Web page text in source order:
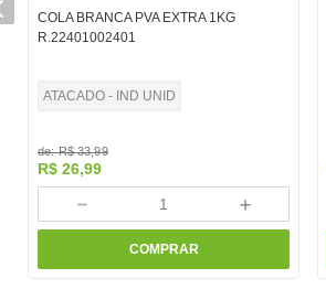
COLA BRANCA PVA EXTRA 1KG
R.22401002401
ATACADO - IND UNID
de:R$ 33,99
R$ 26,99
＋
－
COMPRAR